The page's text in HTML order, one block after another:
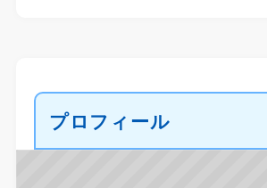
プロフィール